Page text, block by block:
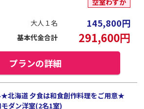
空室わずか
大人１名 145,800円
基本代金合計 291,600円
プランの詳細
★北海道 夕食は和食創作料理をご用意★
ダン洋室(2名1室)